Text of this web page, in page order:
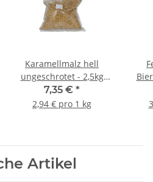
Karamellmalz hell
ungeschrotet - 2,5kg
Beutel
7,35 € *
2,94 € pro 1 kg
Artikel